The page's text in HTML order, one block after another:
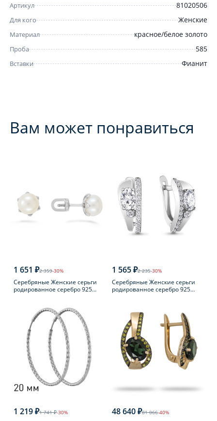
Артикул 81020506
Для кого Женские
Материал красное/белое золото
Проба 585
Вставки Фианит
Вам может понравиться
1 651 ₽2 359-30%
Серебряные Женские серьги
родированное серебро 925
1 565 ₽2 235-30%
Серебряные Женские серьги
родированное серебро 925
1 219 ₽1 741 ₽-30% 48 640 ₽81 066-40%